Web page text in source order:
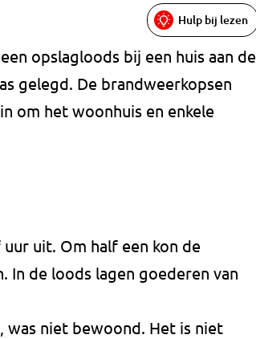
Hulp bij lezen
opslagloods bij een huis aan de
gelegd. De brandweerkopsen
om het woonhuis en enkele
uit. Om half een kon de
In de loods lagen goederen van
was niet bewoond. Het is niet